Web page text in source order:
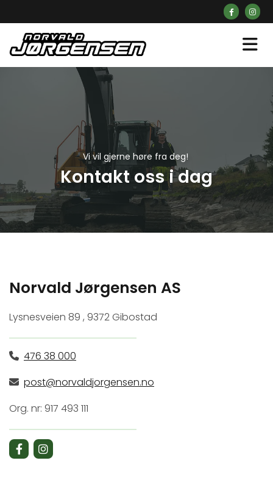
Vi vil gjerne høre fra deg!
Kontakt oss i dag
Norvald Jørgensen AS
Lysnesveien 89 , 9372 Gibostad
 476 38 000
 post@norvaldjorgensen.no
Org. nr: 917 493 111